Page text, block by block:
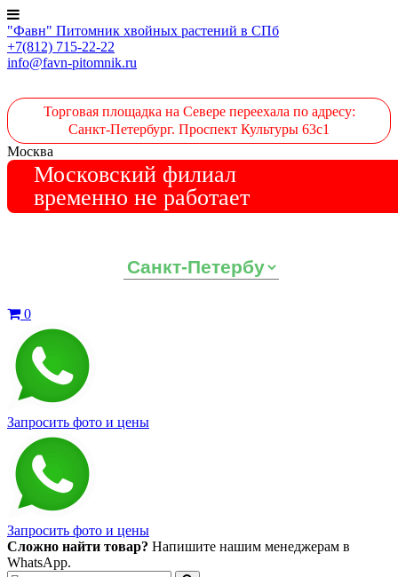
"Фавн" Питомник хвойных растений в СПб
+7(812) 715-22-22
info@favn-pitomnik.ru
Торговая площадка на Севере переехала по адресу:
Санкт-Петербург. Проспект Культуры 63с1
Москва
Московский филиал
временно не работает
0
Запросить фото и цены
Запросить фото и цены
Сложно найти товар? Напишите нашим менеджерам в
WhatsApp.